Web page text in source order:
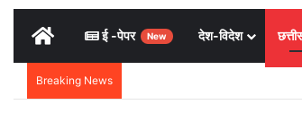
Home ई -पेपर New देश-विदेश
Breaking News